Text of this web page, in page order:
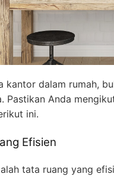
kantor dalam rumah,
Pastikan Anda
ini.
Efisien
tata ruang yang